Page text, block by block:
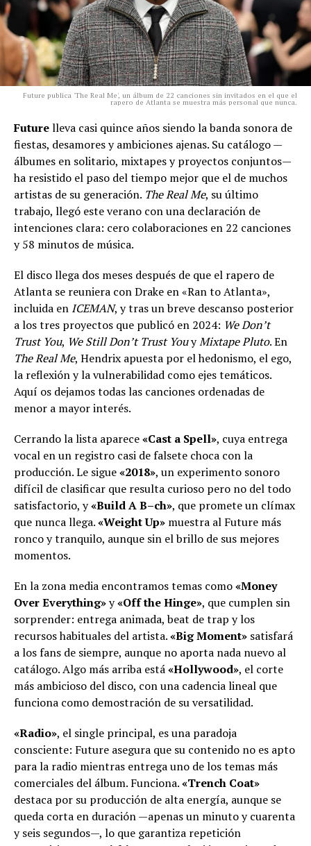
Future publica 'The Real Me', un álbum de 22 canciones sin invitados en el que el
rapero de Atlanta se muestra más personal que nunca.
Futurelleva casi quince años siendo la banda sonora de
fiestas, desamores y ambiciones ajenas. Su catálogo —
álbumes en solitario, mixtapes y proyectos conjuntos—
ha resistido el paso del tiempo mejor que el de muchos
artistas de su generación. The Real Me, su último
trabajo, llegó este verano con una declaración de
intenciones clara: cero colaboraciones en 22 canciones
y 58 minutos de música.
El disco llega dos meses después de que el rapero de
Atlanta se reuniera con Drake en «Ran to Atlanta»,
incluida en ICEMAN, y tras un breve descanso posterior
a los tres proyectos que publicó en 2024: We Don’t
Trust You, We Still Don’t Trust YouyMixtape Pluto. En
The Real Me, Hendrix apuesta por el hedonismo, el ego,
la reflexión y la vulnerabilidad como ejes temáticos.
Aquí os dejamos todas las canciones ordenadas de
menor a mayor interés.
Cerrando la lista aparece«Cast a Spell», cuya entrega
vocal en un registro casi de falsete choca con la
producción. Le sigue«2018», un experimento sonoro
difícil de clasificar que resulta curioso pero no del todo
satisfactorio, y«Build A B–ch», que promete un clímax
que nunca llega.«Weight Up» muestra al Future más
ronco y tranquilo, aunque sin el brillo de sus mejores
momentos.
En la zona media encontramos temas como«Money
Over Everything»y«Off the Hinge», que cumplen sin
sorprender: entrega animada, beat de trap y los
recursos habituales del artista.«Big Moment» satisfará
a los fans de siempre, aunque no aporta nada nuevo al
catálogo. Algo más arriba está«Hollywood», el corte
más ambicioso del disco, con una cadencia lineal que
funciona como demostración de su versatilidad.
«Radio», el single principal, es una paradoja
consciente: Future asegura que su contenido no es apto
para la radio mientras entrega uno de los temas más
comerciales del álbum. Funciona.«Trench Coat»
destaca por su producción de alta energía, aunque se
queda corta en duración —apenas un minuto y cuarenta
y seis segundos—, lo que garantiza repetición